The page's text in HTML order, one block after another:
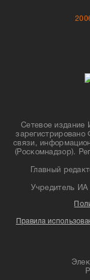
Сетевое издание
связи,
(Роскомнадзор).
Главный
Учредитель
Правила